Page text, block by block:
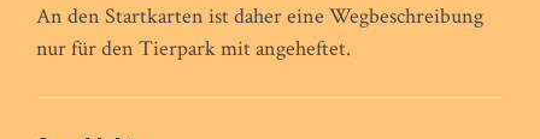
An den Startkarten ist daher eine Wegbeschreibung
nur für den Tierpark mit angeheftet.